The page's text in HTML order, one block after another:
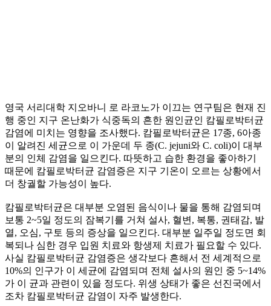
영국 서리대학 지오바니 로 라코노가 이끄는 연구팀은 현재 진
행 중인 지구 온난화가 식중독의 흔한 원인균인 캄필로박터균
감염에 미치는 영향을 조사했다. 캄필로박터균은 17종, 6아종
이 알려진 세균으로 이 가운데 두 종(C. jejuni와 C. coli)이 대부
분의 인체 감염을 일으킨다. 따뜻하고 습한 환경을 좋아하기
때문에 캄필로박터균 감염증은 지구 기온이 오르는 상황에서
더 창궐할 가능성이 높다.
캄필로박터균은 대부분 오염된 음식이나 물을 통해 감염되며
보통 2~5일 정도의 잠복기를 거쳐 설사, 혈변, 복통, 권태감, 발
열, 오심, 구토 등의 증상을 일으킨다. 대부분 일주일 정도면 회
복되나 심한 경우 입원 치료와 항생제 치료가 필요할 수 있다.
사실 캄필로박터균 감염증은 생각보다 흔해서 전 세계적으로
10%의 인구가 이 세균에 감염되며 전체 설사의 원인 중 5~14%
가 이 균과 관련이 있을 정도다. 위생 상태가 좋은 선진국에서
조차 캄필로박터균 감염이 자주 발생한다.